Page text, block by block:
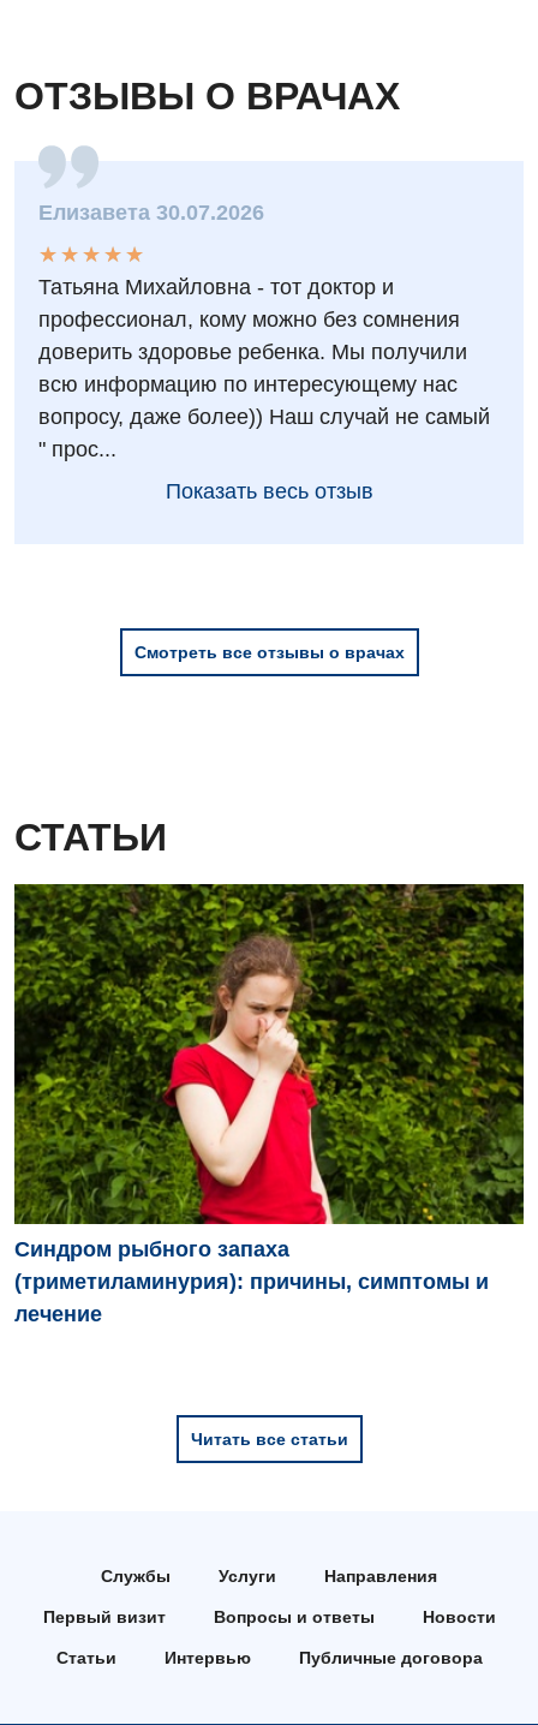
Сосудистая хирургия
Терапевтическое отделение
Травматологическое отделение
Урологическое отделение
Урология
Физиотерапия
Детская аллергология
Детская неврология
Детская ортопедия и травматология
Детская оториноларингология
Детская офтальмология
Детская урология
Детская хирургия
Детская эндокринология
Педиатрия
ОТЗЫВЫ О ВРАЧАХ
Елизавета 30.07.2026
★
★
★
★
★
★ ★ ★ ★ ★
Татьяна Михайловна - тот доктор и
профессионал, кому можно без сомнения
доверить здоровье ребенка. Мы получили
всю информацию по интересующему нас
вопросу, даже более)) Наш случай не самый
" прос...
Показать весь отзыв
Смотреть все отзывы о врачах
СТАТЬИ
Синдром рыбного запаха
(триметиламинурия): причины, симптомы и
лечение
Читать все статьи
Службы Услуги Направления
Первый визит Вопросы и ответы Новости
Статьи Интервью Публичные договора